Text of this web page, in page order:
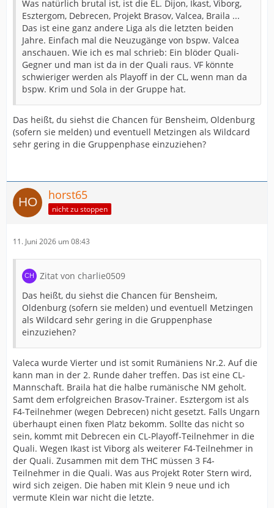
Was natürlich brutal ist, ist die EL. Dijon, Ikast, Viborg,
Esztergom, Debrecen, Projekt Brasov, Valcea, Braila ...
Das ist eine ganz andere Liga als die letzten beiden
Jahre. Einfach mal die Neuzugänge von bspw. Valcea
anschauen. Wie ich es mal schrieb: Ein blöder Quali-
Gegner und man ist da in der Quali raus. VF könnte
schwieriger werden als Playoff in der CL, wenn man da
bspw. Krim und Sola in der Gruppe hat.
Das heißt, du siehst die Chancen für Bensheim, Oldenburg
(sofern sie melden) und eventuell Metzingen als Wildcard
sehr gering in die Gruppenphase einzuziehen?
horst65
nicht zu stoppen
11. Juni 2026 um 08:43
Zitat von charlie0509
Das heißt, du siehst die Chancen für Bensheim,
Oldenburg (sofern sie melden) und eventuell Metzingen
als Wildcard sehr gering in die Gruppenphase
einzuziehen?
Valeca wurde Vierter und ist somit Rumäniens Nr.2. Auf die
kann man in der 2. Runde daher treffen. Das ist eine CL-
Mannschaft. Braila hat die halbe rumänische NM geholt.
Samt dem erfolgreichen Brasov-Trainer. Esztergom ist als
F4-Teilnehmer (wegen Debrecen) nicht gesetzt. Falls Ungarn
überhaupt einen fixen Platz bekomm. Sollte das nicht so
sein, kommt mit Debrecen ein CL-Playoff-Teilnehmer in die
Quali. Wegen Ikast ist Viborg als weiterer F4-Teilnehmer in
der Quali. Zusammen mit dem THC müssen 3 F4-
Teilnehmer in die Quali. Was aus Projekt Roter Stern wird,
wird sich zeigen. Die haben mit Klein 9 neue und ich
vermute Klein war nicht die letzte.